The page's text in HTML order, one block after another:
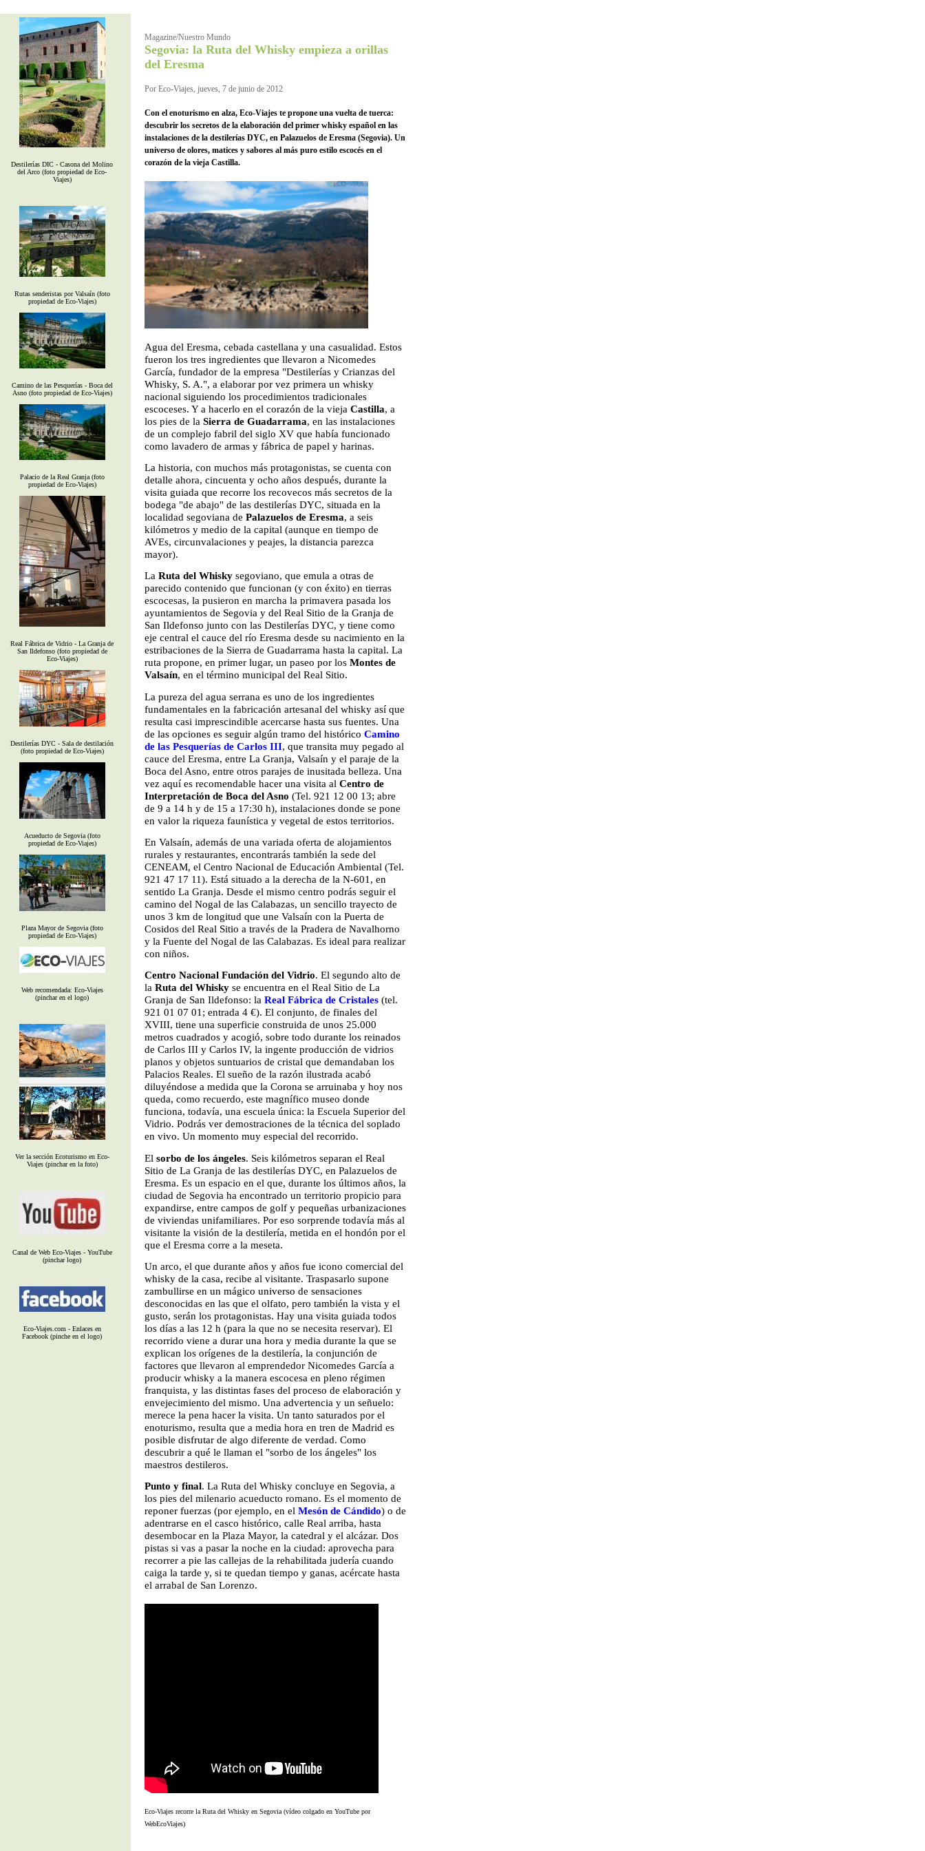
Destilerías DIC - Casona del Molino
del Arco (foto propiedad de Eco-
Viajes)
Rutas senderistas por Valsaín (foto
propiedad de Eco-Viajes)
Camino de las Pesquerías - Boca del
Asno (foto propiedad de Eco-Viajes)
Palacio de la Real Granja (foto
propiedad de Eco-Viajes)
Real Fábrica de Vidrio - La Granja de
San Ildefonso (foto propiedad de
Eco-Viajes)
Destilerías DYC - Sala de destilación
(foto propiedad de Eco-Viajes)
Acueducto de Segovia (foto
propiedad de Eco-Viajes)
Plaza Mayor de Segovia (foto
propiedad de Eco-Viajes)
Web recomendada: Eco-Viajes
(pinchar en el logo)
Ver la sección Ecoturismo en Eco-
Viajes (pinchar en la foto)
Canal de Web Eco-Viajes - YouTube
(pinchar logo)
Eco-Viajes.com - Enlaces en
Facebook (pinche en el logo)
Magazine/Nuestro Mundo
Segovia: la Ruta del Whisky empieza a orillas
del Eresma
Por Eco-Viajes, jueves, 7 de junio de 2012
Con el enoturismo en alza, Eco-Viajes te propone una vuelta de tuerca:
descubrir los secretos de la elaboración del primer whisky español en las
instalaciones de la destilerías DYC, en Palazuelos de Eresma (Segovia). Un
universo de olores, matices y sabores al más puro estilo escocés en el
corazón de la vieja Castilla.
Agua del Eresma, cebada castellana y una casualidad. Estos
fueron los tres ingredientes que llevaron a Nicomedes
García, fundador de la empresa "Destilerías y Crianzas del
Whisky, S. A.", a elaborar por vez primera un whisky
nacional siguiendo los procedimientos tradicionales
escoceses. Y a hacerlo en el corazón de la vieja Castilla, a
los pies de la Sierra de Guadarrama, en las instalaciones
de un complejo fabril del siglo XV que había funcionado
como lavadero de armas y fábrica de papel y harinas.
La historia, con muchos más protagonistas, se cuenta con
detalle ahora, cincuenta y ocho años después, durante la
visita guiada que recorre los recovecos más secretos de la
bodega "de abajo" de las destilerías DYC, situada en la
localidad segoviana de Palazuelos de Eresma, a seis
kilómetros y medio de la capital (aunque en tiempo de
AVEs, circunvalaciones y peajes, la distancia parezca
mayor).
La Ruta del Whisky segoviano, que emula a otras de
parecido contenido que funcionan (y con éxito) en tierras
escocesas, la pusieron en marcha la primavera pasada los
ayuntamientos de Segovia y del Real Sitio de la Granja de
San Ildefonso junto con las Destilerías DYC, y tiene como
eje central el cauce del río Eresma desde su nacimiento en la
estribaciones de la Sierra de Guadarrama hasta la capital. La
ruta propone, en primer lugar, un paseo por los Montes de
Valsaín, en el término municipal del Real Sitio.
La pureza del agua serrana es uno de los ingredientes
fundamentales en la fabricación artesanal del whisky así que
resulta casi imprescindible acercarse hasta sus fuentes. Una
de las opciones es seguir algún tramo del histórico Camino
de las Pesquerías de Carlos III, que transita muy pegado al
cauce del Eresma, entre La Granja, Valsaín y el paraje de la
Boca del Asno, entre otros parajes de inusitada belleza. Una
vez aquí es recomendable hacer una visita al Centro de
Interpretación de Boca del Asno (Tel. 921 12 00 13; abre
de 9 a 14 h y de 15 a 17:30 h), instalaciones donde se pone
en valor la riqueza faunística y vegetal de estos territorios.
En Valsaín, además de una variada oferta de alojamientos
rurales y restaurantes, encontrarás también la sede del
CENEAM, el Centro Nacional de Educación Ambiental (Tel.
921 47 17 11). Está situado a la derecha de la N-601, en
sentido La Granja. Desde el mismo centro podrás seguir el
camino del Nogal de las Calabazas, un sencillo trayecto de
unos 3 km de longitud que une Valsaín con la Puerta de
Cosidos del Real Sitio a través de la Pradera de Navalhorno
y la Fuente del Nogal de las Calabazas. Es ideal para realizar
con niños.
Centro Nacional Fundación del Vidrio. El segundo alto de
la Ruta del Whisky se encuentra en el Real Sitio de La
Granja de San Ildefonso: la Real Fábrica de Cristales (tel.
921 01 07 01; entrada 4 €). El conjunto, de finales del
XVIII, tiene una superficie construida de unos 25.000
metros cuadrados y acogió, sobre todo durante los reinados
de Carlos III y Carlos IV, la ingente producción de vidrios
planos y objetos suntuarios de cristal que demandaban los
Palacios Reales. El sueño de la razón ilustrada acabó
diluyéndose a medida que la Corona se arruinaba y hoy nos
queda, como recuerdo, este magnífico museo donde
funciona, todavía, una escuela única: la Escuela Superior del
Vidrio. Podrás ver demostraciones de la técnica del soplado
en vivo. Un momento muy especial del recorrido.
El sorbo de los ángeles. Seis kilómetros separan el Real
Sitio de La Granja de las destilerías DYC, en Palazuelos de
Eresma. Es un espacio en el que, durante los últimos años, la
ciudad de Segovia ha encontrado un territorio propicio para
expandirse, entre campos de golf y pequeñas urbanizaciones
de viviendas unifamiliares. Por eso sorprende todavía más al
visitante la visión de la destilería, metida en el hondón por el
que el Eresma corre a la meseta.
Un arco, el que durante años y años fue icono comercial del
whisky de la casa, recibe al visitante. Traspasarlo supone
zambullirse en un mágico universo de sensaciones
desconocidas en las que el olfato, pero también la vista y el
gusto, serán los protagonistas. Hay una visita guiada todos
los días a las 12 h (para la que no se necesita reservar). El
recorrido viene a durar una hora y media durante la que se
explican los orígenes de la destilería, la conjunción de
factores que llevaron al emprendedor Nicomedes García a
producir whisky a la manera escocesa en pleno régimen
franquista, y las distintas fases del proceso de elaboración y
envejecimiento del mismo. Una advertencia y un señuelo:
merece la pena hacer la visita. Un tanto saturados por el
enoturismo, resulta que a media hora en tren de Madrid es
posible disfrutar de algo diferente de verdad. Como
descubrir a qué le llaman el "sorbo de los ángeles" los
maestros destileros.
Punto y final. La Ruta del Whisky concluye en Segovia, a
los pies del milenario acueducto romano. Es el momento de
reponer fuerzas (por ejemplo, en el Mesón de Cándido) o de
adentrarse en el casco histórico, calle Real arriba, hasta
desembocar en la Plaza Mayor, la catedral y el alcázar. Dos
pistas si vas a pasar la noche en la ciudad: aprovecha para
recorrer a pie las callejas de la rehabilitada judería cuando
caiga la tarde y, si te quedan tiempo y ganas, acércate hasta
el arrabal de San Lorenzo.
Eco-Viajes recorre la Ruta del Whisky en Segovia (vídeo colgado en YouTube por
WebEcoViajes)